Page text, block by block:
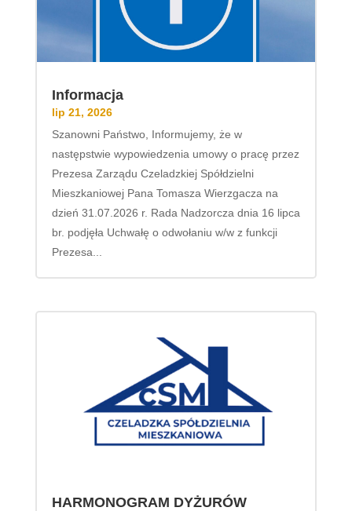
Informacja
lip 21, 2026
Szanowni Państwo, Informujemy, że w
następstwie wypowiedzenia umowy o pracę przez
Prezesa Zarządu Czeladzkiej Spółdzielni
Mieszkaniowej Pana Tomasza Wierzgacza na
dzień 31.07.2026 r. Rada Nadzorcza dnia 16 lipca
br. podjęła Uchwałę o odwołaniu w/w z funkcji
Prezesa...
HARMONOGRAM DYŻURÓW